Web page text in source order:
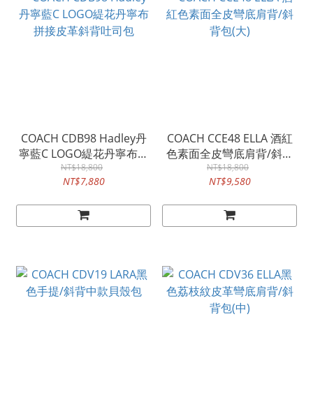
COACH CDB98 Hadley丹
寧藍C LOGO緹花丹寧布拼
接皮革斜背吐司包
NT$18,800
NT$7,880
COACH CCE48 ELLA 酒紅
色素面全皮彎底肩背/斜背
包(大)
NT$18,800
NT$9,580